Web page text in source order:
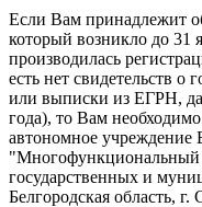
Если Вам принадлежит
который возникло до 31
производилась
есть нет свидетельств о
или выписки из ЕГРН,
года), то Вам необходимо
автономное учреждение
"Многофункциональный
государственных и
Белгородская область,